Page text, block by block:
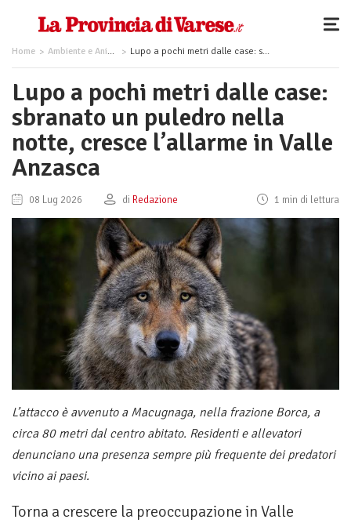
Home Ambiente e Animali Lupo a pochi metri dalle case: sbranato un puledro nella notte, cresce l’allarme in Valle Anzasca
Lupo a pochi metri dalle case:
sbranato un puledro nella
notte, cresce l’allarme in Valle
Anzasca
08 Lug 2026 di Redazione 1 min di lettura
L’attacco è avvenuto a Macugnaga, nella frazione Borca, a
circa 80 metri dal centro abitato. Residenti e allevatori
denunciano una presenza sempre più frequente dei predatori
vicino ai paesi.
Torna a crescere la preoccupazione in Valle